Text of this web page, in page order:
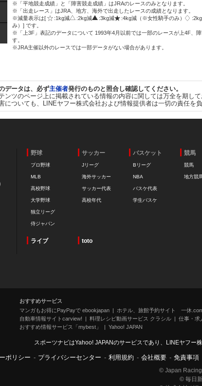
※「平地競走成績」と「障害競走成績」はJRAのレースのみとなります。
※「出走レース」はJRA、地方、海外で出走したレースの成績となります。
※減量表示は[
:1kg減 :2kg減 :3kg減 :4kg減（※女性騎手のみ）
み）] です。
※「上3F」表記のデータについて 1993年4月以前では一部のレースが上4F、
す。
※JRA主催以外のレースでは一部データがない場合があります。
データは、必ず主催者発行のものと照合し確認してください。
ンツのページ上に掲載されている情報の内容に関しては万全を期
についても、LINEヤフー株式会社および情報提供者は一切の責任を負
野球
プロ野球
MLB
高校野球
大学野球
独立リーグ
侍ジャパン
サッカー
Jリーグ
海外サッカー
サッカー代表
高校年代
バスケット
Bリーグ
NBA
バスケ代表
学生バスケ
競馬
競馬
地方競
ライブ toto
おすすめサービス
マンガもお得にPayPayで ebookjapan
ホテル、旅館予約サイト 一休
自動車情報サイトcarview!
料理レシピ動画サービス クラシル 仕事・求
おすすめ情報サービス「mybest」
Yahoo! JAPAN
スポーツナビはYahoo! JAPANのサービスであり、LINEヤフー
ポリシー - プライバシーセンター - 利用規約 - 会社概要 - 免責事項
© Japan
© 毎日